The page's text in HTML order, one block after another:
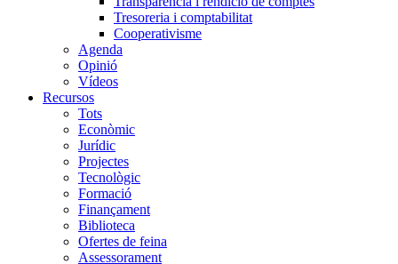
Tresoreria i comptabilitat
Cooperativisme
Agenda
Opinió
Vídeos
Recursos
Tots
Econòmic
Jurídic
Projectes
Tecnològic
Formació
Finançament
Biblioteca
Ofertes de feina
Assessorament